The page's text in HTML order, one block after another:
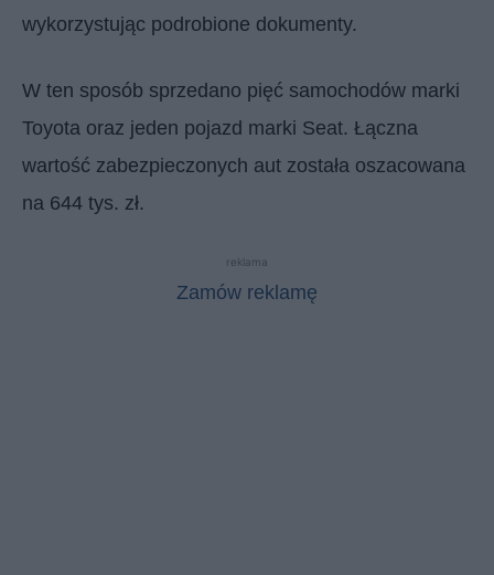
wykorzystując podrobione dokumenty.
W ten sposób sprzedano pięć samochodów marki
Toyota oraz jeden pojazd marki Seat. Łączna
wartość zabezpieczonych aut została oszacowana
na 644 tys. zł.
reklama
Zamów reklamę